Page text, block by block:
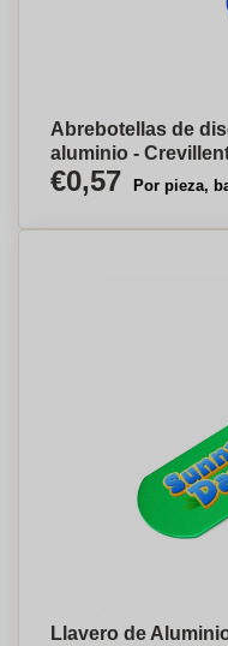
Abrebotellas de
aluminio -
€0,57 Por pieza,
Llavero de